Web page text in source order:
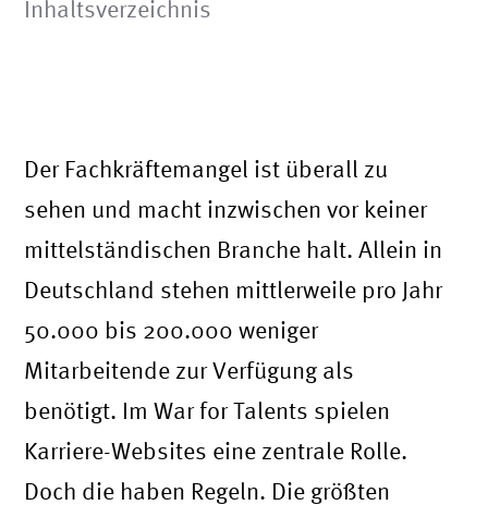
Inhaltsverzeichnis
Der Fachkräftemangel ist überall zu
sehen und macht inzwischen vor keiner
mittelständischen Branche halt. Allein in
Deutschland stehen mittlerweile pro Jahr
50.000 bis 200.000 weniger
Mitarbeitende zur Verfügung als
benötigt. Im War for Talents spielen
Karriere-Websites eine zentrale Rolle.
Doch die haben Regeln. Die größten